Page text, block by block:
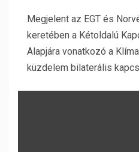
Megjelent az EGT és
keretében a Kétoldalú
Alapjára vonatkozó a
küzdelem bilaterális